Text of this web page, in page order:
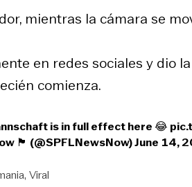
mientras la cámara se
en redes sociales y dio
comienza.
is in full effect here 😂
🏴󠁧󠁢󠁳󠁣󠁴󠁿 (@SPFLNewsNow)June 14,
Viral